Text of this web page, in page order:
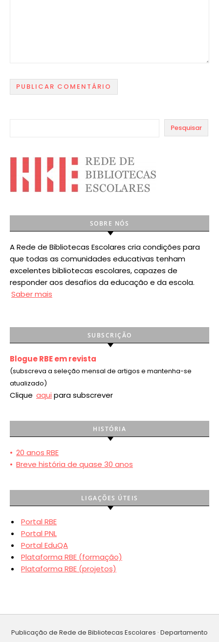
Pesquisar
SOBRE NÓS
A Rede de Bibliotecas Escolares cria condições para
que todas as comunidades educativas tenham
excelentes bibliotecas escolares, capazes de
responder aos desafios da educação e da escola.
Saber mais
SUBSCRIÇÃO
Blogue RBE em revista
(subscreva a seleção mensal de artigos e mantenha-se
atualizado)
Clique aqui para subscrever
HISTÓRIA
• 20 anos RBE
• Breve história de quase 30 anos
LIGAÇÕES ÚTEIS
Portal RBE
Portal PNL
Portal EduQA
Plataforma RBE (formação)
Plataforma RBE (projetos)
Publicação de Rede de Bibliotecas Escolares · Departamento